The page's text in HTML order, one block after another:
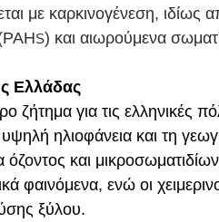
με καρκινογένεση, ιδίως
S) και αιωρούμενα
Ελλάδας
ζήτημα για τις ελληνικές
ηλιοφάνεια και τη
και
φαινόμενα, ενώ οι
ξύλου.